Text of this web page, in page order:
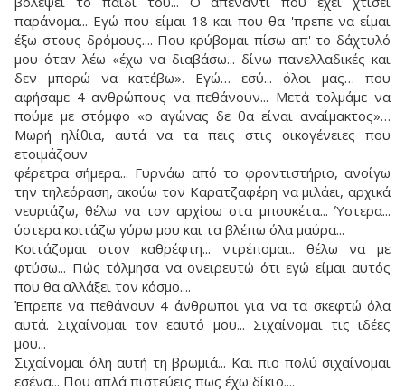
παράνομα... Εγώ που είμαι 18 και που θα 'πρεπε να είμαι
έξω στους δρόμους.... Που κρύβομαι πίσω απ' το δάχτυλό
μου όταν λέω «έχω να διαβάσω... δίνω πανελλαδικές και
δεν μπορώ να κατέβω». Εγώ… εσύ... όλοι μας… που
αφήσαμε 4 ανθρώπους να πεθάνουν... Μετά τολμάμε να
πούμε με στόμφο «ο αγώνας δε θα είναι αναίμακτος»…
Μωρή ηλίθια, αυτά να τα πεις στις οικογένειες που
ετοιμάζουν
φέρετρα σήμερα... Γυρνάω από το φροντιστήριο, ανοίγω
την τηλεόραση, ακούω τον Καρατζαφέρη να μιλάει, αρχικά
νευριάζω, θέλω να τον αρχίσω στα μπουκέτα... Ύστερα...
ύστερα κοιτάζω γύρω μου και τα βλέπω όλα μαύρα...
Κοιτάζομαι στον καθρέφτη... ντρέπομαι.. θέλω να με
φτύσω... Πώς τόλμησα να ονειρευτώ ότι εγώ είμαι αυτός
που θα αλλάξει τον κόσμο....
Έπρεπε να πεθάνουν 4 άνθρωποι για να τα σκεφτώ όλα
αυτά. Σιχαίνομαι τον εαυτό μου... Σιχαίνομαι τις ιδέες
μου...
Σιχαίνομαι όλη αυτή τη βρωμιά... Και πιο πολύ σιχαίνομαι
εσένα... Που απλά πιστεύεις πως έχω δίκιο....